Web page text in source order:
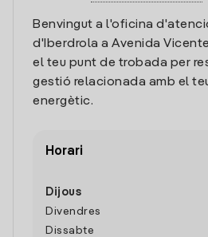
Benvingut a l'oficina
d'Iberdrola a Avenida
el teu punt de trobada per
gestió relacionada amb el
energètic.
Horari
Dijous
Divendres
Dissabte